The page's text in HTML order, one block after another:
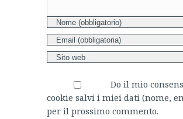
Do il mio
cookie salvi i miei dati (nome,
per il prossimo commento.